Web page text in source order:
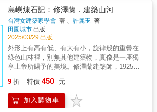
『那東西居然還站著！』」──卡拉特拉瓦│工
程師、建築師1991「勒．柯比意著名的杜明諾
系統不僅針對構築工法進行抽象解析，也為理
性建築宣示新的自由，並為組構手法提供理論
基礎，更為抽象形式建立架構元素。薩伏瓦住
宅則在實證理論基礎的同時，進一步展示新形
式的特質……他從不懷疑，藉著理論的實踐與
形式的操作，建築可以提升至藝術的地位。」
──麥斯威爾│建築師、教育家、評論家
1992「也許由專業進行社會改革的看法有誤，
也許將建築視為道德重整的手段窒礙難行，但
我們無可否認勒．柯比意建築裡細膩的塑性及
自前往建築走讀一番！──吳宜晏●建築未必只
能是吉他貝斯鼓聲強勁的搖滾樂，妹島和西澤
創造了抒情動人的鋼琴合奏。──黃威融
少？本書介紹許多表現精采、成就卓越的建築
大師，帶領你神遊世界，觀賞許多偉大的建
築。本書作者是一位建築師，也是建築評論
家，這是他以世界建築歷史年表的排列， 精選
了50位全世界最了不起的建築大師，介紹每位
大師的生平、創作風格及其對於後世的影響。
如作者所言，「認識每位建築大師的環境、文
造我們所居住的世界。在每個建築大師的一系
列的成功與挫敗中，我們可以找到克服逆境的
工具。」
他低調沉默的性格，王大閎這個名字和他的作
品，逐漸成為被遺忘的瑰寶。提起王大閎，令
人立即聯想到國父紀念館，這是他最廣為人知
的作品。可是對許多六〇年代以後出生的人來
說，他彷彿是武俠小說家筆下的世外高人，鮮
少認識他的其他作品和生平點滴。以往我們只
識作品不識其人，如今我們不妨揭開神祕面
紗，從人去貼近作品。或許，從人與人文的角
度進入，我們才有機會接近建築的核心。王大
的蘇州成長，奠定了東方美學基礎。少年時期
留學歐陸，先後在劍橋和哈佛就讀。他是少數
島嶼煉石記：修澤蘭．建築山河
台灣女建築家學會 著 、許麗玉 著
田園城市 出版
2025/03/29 出版
外形上有高有低、有大有小，旋律般的重疊在
綠色山林裡，別無其他建築物，真像是一座獨
享上帝所賜予的美境。修澤蘭建築師，1925年
業自（重慶）中央大學建築工程系，1949年到
臺灣鐵路管理局任職，參與全臺鐵道相關建
設，並於1951年奉命設計興建板橋火車站，因
9 折 特價 450 元
加入購物車